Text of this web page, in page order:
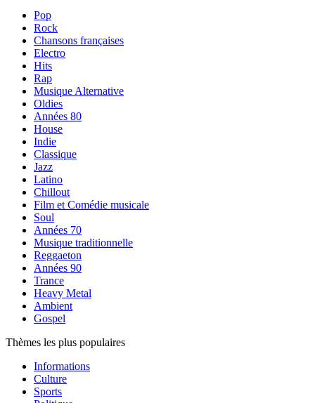
Pop
Rock
Chansons françaises
Electro
Hits
Rap
Musique Alternative
Oldies
Années 80
House
Indie
Classique
Jazz
Latino
Chillout
Film et Comédie musicale
Soul
Années 70
Musique traditionnelle
Reggaeton
Années 90
Trance
Heavy Metal
Ambient
Gospel
Thèmes les plus populaires
Informations
Culture
Sports